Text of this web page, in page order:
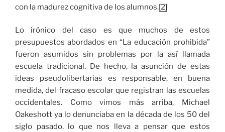
con la madurez cognitiva de los alumnos.[2]
Lo irónico del caso es que muchos de estos
presupuestos abordados en “La educación prohibida”
fueron asumidos sin problemas por la así llamada
escuela tradicional. De hecho, la asunción de estas
ideas pseudolibertarias es responsable, en buena
medida, del fracaso escolar que registran las escuelas
occidentales. Como vimos más arriba, Michael
Oakeshott ya lo denunciaba en la década de los 50 del
siglo pasado, lo que nos lleva a pensar que estos